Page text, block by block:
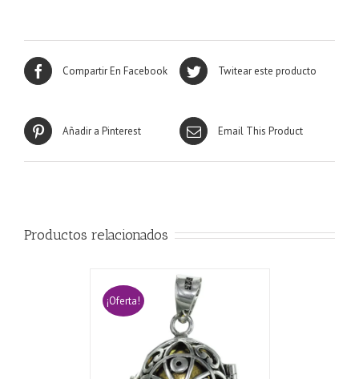
Compartir En Facebook Twitear este producto
Añadir a Pinterest Email This Product
Productos relacionados
¡Oferta!